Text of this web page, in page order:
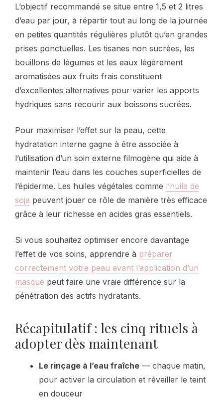
L’objectif recommandé se situe entre 1,5 et 2 litres
d’eau par jour, à répartir tout au long de la journée
en petites quantités régulières plutôt qu’en grandes
prises ponctuelles. Les tisanes non sucrées, les
bouillons de légumes et les eaux légèrement
aromatisées aux fruits frais constituent
d’excellentes alternatives pour varier les apports
hydriques sans recourir aux boissons sucrées.
Pour maximiser l’effet sur la peau, cette
hydratation interne gagne à être associée à
l’utilisation d’un soin externe filmogène qui aide à
maintenir l’eau dans les couches superficielles de
l’épiderme. Les huiles végétales comme l’huile de
soja peuvent jouer ce rôle de manière très efficace
grâce à leur richesse en acides gras essentiels.
Si vous souhaitez optimiser encore davantage
l’effet de vos soins, apprendre à préparer
correctement votre peau avant l’application d’un
masque peut faire une vraie différence sur la
pénétration des actifs hydratants.
Récapitulatif : les cinq rituels à
adopter dès maintenant
Le rinçage à l’eau fraîche — chaque matin,
pour activer la circulation et réveiller le teint
en douceur